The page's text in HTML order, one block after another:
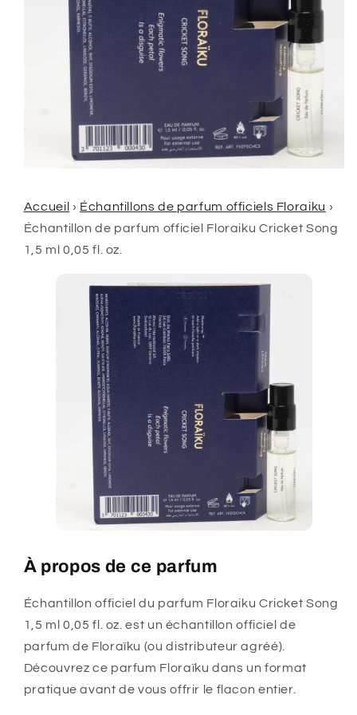
Accueil › Échantillons de parfum officiels Floraiku ›
Échantillon de parfum officiel Floraiku Cricket Song
1,5 ml 0,05 fl. oz.
À propos de ce parfum
Échantillon officiel du parfum Floraiku Cricket Song
1,5 ml 0,05 fl. oz. est un échantillon officiel de
parfum de Floraïku (ou distributeur agréé).
Découvrez ce parfum Floraïku dans un format
pratique avant de vous offrir le flacon entier.